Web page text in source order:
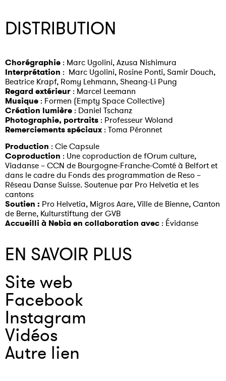
DISTRIBUTION
Chorégraphie : Marc Ugolini, Azusa Nishimura
Interprétation : Marc Ugolini, Rosine Ponti, Samir Douch,
Beatrice Krapf, Romy Lehmann, Sheang-Li Pung
Regard extérieur : Marcel Leemann
Musique : Formen (Empty Space Collective)
Création lumière : Daniel Tschanz
Photographie, portraits : Professeur Woland
Remerciements spéciaux : Toma Péronnet
Production : Cie Capsule
Coproduction : Une coproduction de fOrum culture,
Viadanse – CCN de Bourgogne-Franche-Comté à Belfort et
dans le cadre du Fonds des programmation de Reso –
Réseau Danse Suisse. Soutenue par Pro Helvetia et les
cantons
Soutien : Pro Helvetia, Migros Aare, Ville de Bienne, Canton
de Berne, Kulturstiftung der GVB
Accueilli à Nebia en collaboration avec : Évidanse
EN SAVOIR PLUS
Site web
Facebook
Instagram
Vidéos
Autre lien